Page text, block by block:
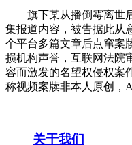
旗下某从播倒霉离世后
集报道内容，被告据此从
个平台多篇文章后点窜案
损机构声誉，互联网法院
容而激发的名望权侵权案
称视频案牍非本人原创，
关于我们